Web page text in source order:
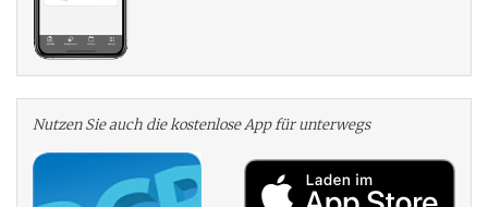
Nutzen Sie auch die kosten­lose App für unterwegs